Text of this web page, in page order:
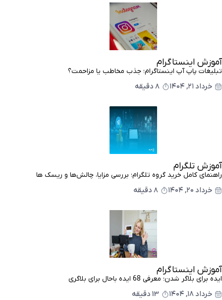
آموزش اینستاگرام
تبلیغات پاپ آپ اینستاگرام؛ جذب مخاطب یا مزاحمت؟
خرداد ۲۱, ۱۴۰۴ 8 دقیقه
آموزش تلگرام
راهنمای کامل خرید گروه تلگرام؛ بررسی مزایا، چالش‌ها و ریسک ها
خرداد ۲۰, ۱۴۰۴ 8 دقیقه
آموزش اینستاگرام
ایده برای بلاگر شدن؛ معرفی 68 ایده باحال برای بلاگری
خرداد ۱۸, ۱۴۰۴ 13 دقیقه